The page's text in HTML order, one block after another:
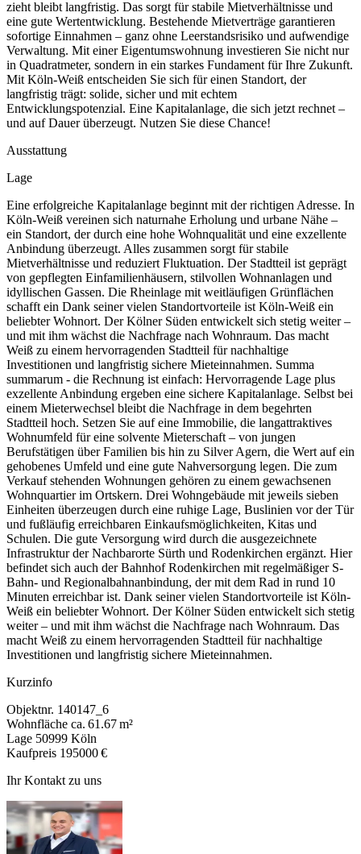
zieht bleibt langfristig. Das sorgt für stabile Mietverhältnisse und
eine gute Wertentwicklung. Bestehende Mietverträge garantieren
sofortige Einnahmen – ganz ohne Leerstandsrisiko und aufwendige
Verwaltung. Mit einer Eigentumswohnung investieren Sie nicht nur
in Quadratmeter, sondern in ein starkes Fundament für Ihre Zukunft.
Mit Köln-Weiß entscheiden Sie sich für einen Standort, der
langfristig trägt: solide, sicher und mit echtem
Entwicklungspotenzial. Eine Kapitalanlage, die sich jetzt rechnet –
und auf Dauer überzeugt. Nutzen Sie diese Chance!
Ausstattung
Lage
Eine erfolgreiche Kapitalanlage beginnt mit der richtigen Adresse. In
Köln-Weiß vereinen sich naturnahe Erholung und urbane Nähe –
ein Standort, der durch eine hohe Wohnqualität und eine exzellente
Anbindung überzeugt. Alles zusammen sorgt für stabile
Mietverhältnisse und reduziert Fluktuation. Der Stadtteil ist geprägt
von gepflegten Einfamilienhäusern, stilvollen Wohnanlagen und
idyllischen Gassen. Die Rheinlage mit weitläufigen Grünflächen
schafft ein Dank seiner vielen Standortvorteile ist Köln-Weiß ein
beliebter Wohnort. Der Kölner Süden entwickelt sich stetig weiter –
und mit ihm wächst die Nachfrage nach Wohnraum. Das macht
Weiß zu einem hervorragenden Stadtteil für nachhaltige
Investitionen und langfristig sichere Mieteinnahmen. Summa
summarum - die Rechnung ist einfach: Hervorragende Lage plus
exzellente Anbindung ergeben eine sichere Kapitalanlage. Selbst bei
einem Mieterwechsel bleibt die Nachfrage in dem begehrten
Stadtteil hoch. Setzen Sie auf eine Immobilie, die langattraktives
Wohnumfeld für eine solvente Mieterschaft – von jungen
Berufstätigen über Familien bis hin zu Silver Agern, die Wert auf ein
gehobenes Umfeld und eine gute Nahversorgung legen. Die zum
Verkauf stehenden Wohnungen gehören zu einem gewachsenen
Wohnquartier im Ortskern. Drei Wohngebäude mit jeweils sieben
Einheiten überzeugen durch eine ruhige Lage, Buslinien vor der Tür
und fußläufig erreichbaren Einkaufsmöglichkeiten, Kitas und
Schulen. Die gute Versorgung wird durch die ausgezeichnete
Infrastruktur der Nachbarorte Sürth und Rodenkirchen ergänzt. Hier
befindet sich auch der Bahnhof Rodenkirchen mit regelmäßiger S-
Bahn- und Regionalbahnanbindung, der mit dem Rad in rund 10
Minuten erreichbar ist. Dank seiner vielen Standortvorteile ist Köln-
Weiß ein beliebter Wohnort. Der Kölner Süden entwickelt sich stetig
weiter – und mit ihm wächst die Nachfrage nach Wohnraum. Das
macht Weiß zu einem hervorragenden Stadtteil für nachhaltige
Investitionen und langfristig sichere Mieteinnahmen.
Kurzinfo
Objektnr. 140147_6
Wohnfläche ca. 61.67 m²
Lage 50999 Köln
Kaufpreis 195000 €
Ihr Kontakt zu uns